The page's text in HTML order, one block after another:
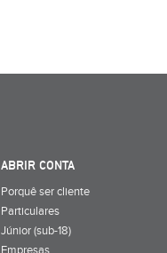
ABRIR CONTA
Porquê ser cliente
Particulares
Júnior (sub-18)
Empresas